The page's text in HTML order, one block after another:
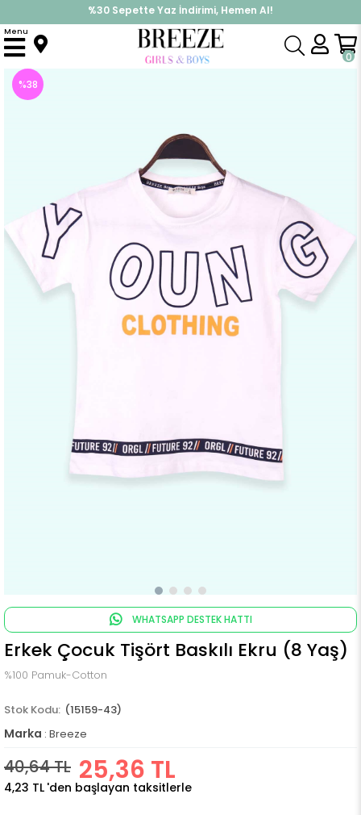
%30 Sepette Yaz İndirimi, Hemen Al!
İndirimlere ek %10 İndirimi Kap, Hemen Üye Ol!
0
Menu
Anasayfa Üst Giyim Tişört Erkek Çocuk Tişört Baskılı Ekru (8 Yaş)
%38
WHATSAPP DESTEK HATTI
Erkek Çocuk Tişört Baskılı Ekru (8 Yaş)
%100 Pamuk-Cotton
(15159-43)
Marka : Breeze
40,64 TL 25,36 TL
4,23 TL 'den başlayan taksitlerle